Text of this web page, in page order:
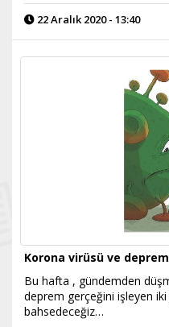
22 Aralık 2020 - 13:40
Korona virüsü ve deprem
Bu hafta , gündemden
deprem gerçeğini işleyen iki
bahsedeceğiz…